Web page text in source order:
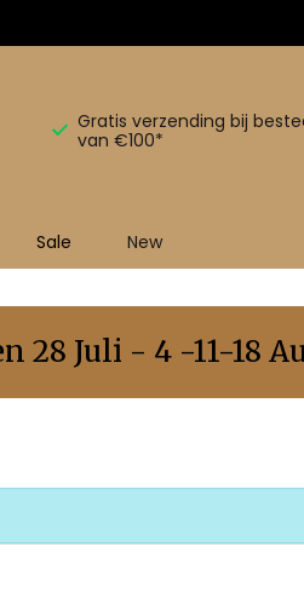
Gratis verzending bij
van €100*
Sale New
28 Juli - 4 -11-18